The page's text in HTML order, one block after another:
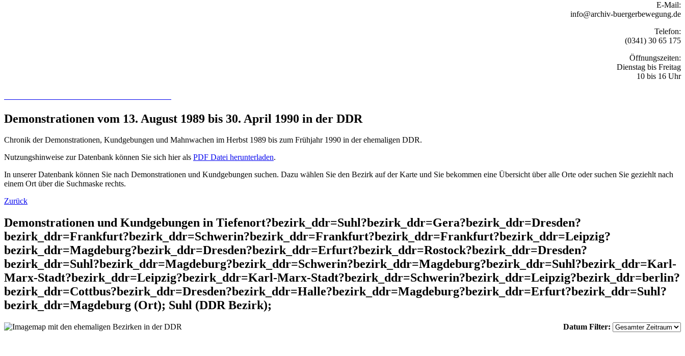
E-Mail:
info@archiv-buergerbewegung.de
Telefon:
(0341) 30 65 175
Öffnungszeiten:
Dienstag bis Freitag
10 bis 16 Uhr
Demonstrationen vom 13. August 1989 bis 30. April 1990 in der DDR
Chronik der Demonstrationen, Kundgebungen und Mahnwachen im Herbst 1989 bis zum Frühjahr 1990 in der ehemaligen DDR.
Nutzungshinweise zur Datenbank können Sie sich hier als PDF Datei herunterladen.
In unserer Datenbank können Sie nach Demonstrationen und Kundgebungen suchen. Dazu wählen Sie den Bezirk auf der Karte und Sie bekommen eine Übersicht über alle Orte oder suchen Sie geziehlt nach
einem Ort über die Suchmaske rechts.
Zurück
Demonstrationen und Kundgebungen in Tiefenort?bezirk_ddr=Suhl?bezirk_ddr=Gera?bezirk_ddr=Dresden?
bezirk_ddr=Frankfurt?bezirk_ddr=Schwerin?bezirk_ddr=Frankfurt?bezirk_ddr=Frankfurt?bezirk_ddr=Leipzig?
bezirk_ddr=Magdeburg?bezirk_ddr=Dresden?bezirk_ddr=Erfurt?bezirk_ddr=Rostock?bezirk_ddr=Dresden?
bezirk_ddr=Suhl?bezirk_ddr=Magdeburg?bezirk_ddr=Schwerin?bezirk_ddr=Magdeburg?bezirk_ddr=Suhl?bezirk_ddr=Karl-
Marx-Stadt?bezirk_ddr=Leipzig?bezirk_ddr=Karl-Marx-Stadt?bezirk_ddr=Schwerin?bezirk_ddr=Leipzig?bezirk_ddr=berlin?
bezirk_ddr=Cottbus?bezirk_ddr=Dresden?bezirk_ddr=Halle?bezirk_ddr=Magdeburg?bezirk_ddr=Erfurt?bezirk_ddr=Suhl?
bezirk_ddr=Magdeburg (Ort); Suhl (DDR Bezirk);
Datum Filter: